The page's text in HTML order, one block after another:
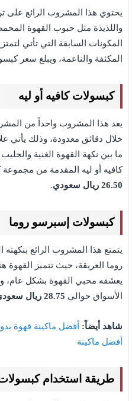
يحتوي هذا المشروب الرائع على
واللذيذة مثل حبوب القهوة
المكونات السابقة التي تأتي
المكثفة والناعمة، ويبلغ سعر
كبسولات كافيه أو ليه
يعد هذا المشروب واحداً من
خلال دقائق معدودة، وذلك يأتي
ما بين نكهة القهوة الغنية
كافيه أو ليه المقدمة من
26.50 ريال سعودي
.
كبسولات إسبرسو روما
يتمتع هذا المشروب الرائع
روما العريقة، حيث تتميز القهوة
يعشقه محبي القهوة بشكل عام،
الأسواق حوالي 28.75 ريال سعودي
شاهد أيضاً:
أفضل ماكينة
طريقة استخدام